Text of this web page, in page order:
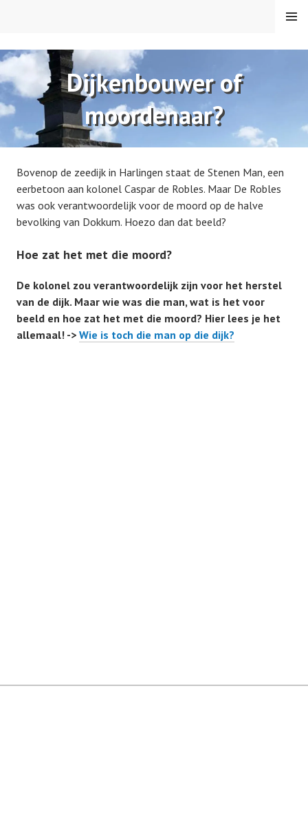
VAREN MET DE CANICULA
MENU
Dijkenbouwer of
moordenaar?
Bovenop de zeedijk in Harlingen staat de Stenen Man, een
eerbetoon aan kolonel Caspar de Robles. Maar De Robles
was ook verantwoordelijk voor de moord op de halve
bevolking van Dokkum. Hoezo dan dat beeld?
Hoe zat het met die moord?
De kolonel zou verantwoordelijk zijn voor het herstel
van de dijk. Maar wie was die man, wat is het voor
beeld en hoe zat het met die moord? Hier lees je het
allemaal! -> Wie is toch die man op die dijk?